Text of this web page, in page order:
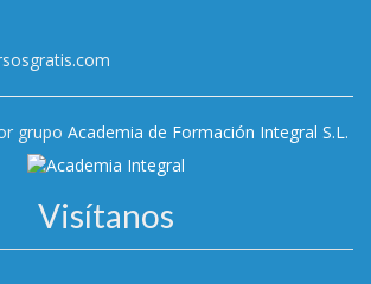
grupo Academia de Formación Integral S.L.
Visítanos